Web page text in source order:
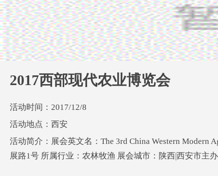
2017西部现代农业博览会
活动时间：2017/12/8
活动地点：西安
活动简介：展会英文名：The 3rd China Western
展路1号 所属行业：农林牧渔 展会城市：陕西|西安市主